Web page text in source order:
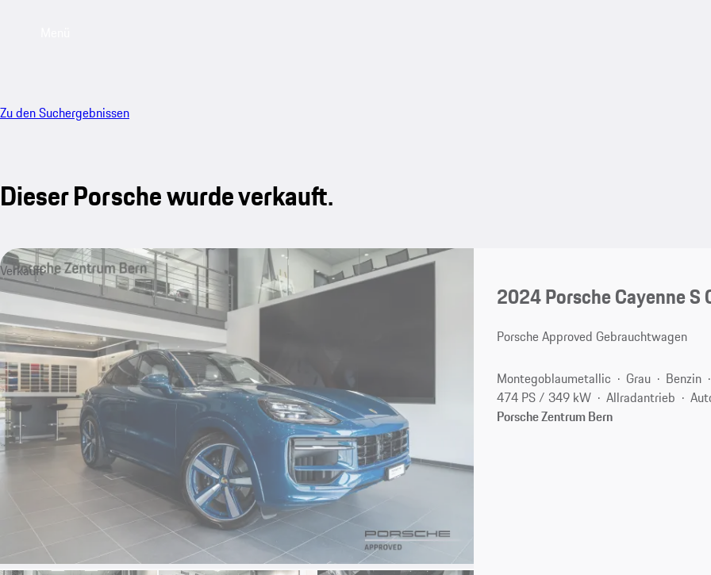
Zu den Suchergebnissen
Dieser Porsche wurde verkauft.
Verkauft
2024 Porsche Cayenne S
Porsche Approved Gebrauchtwagen
Montegoblaumetallic Grau Benzin
474 PS / 349 kW
Allradantrieb
Porsche Zentrum Bern